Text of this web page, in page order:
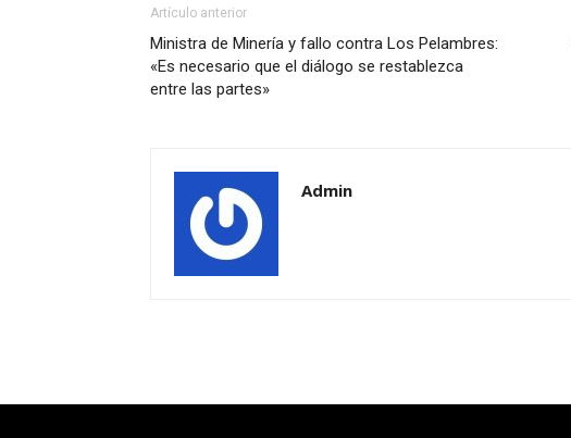
Artículo anterior
Ministra de Minería y fallo contra Los Pelambres:
«Es necesario que el diálogo se restablezca
entre las partes»
Admin